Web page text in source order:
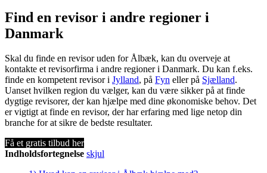
Find en revisor i andre regioner i
Danmark
Skal du finde en revisor uden for Ålbæk, kan du overveje at
kontakte et revisorfirma i andre regioner i Danmark. Du kan f.eks.
finde en kompetent revisor i Jylland, på Fyn eller på Sjælland.
Uanset hvilken region du vælger, kan du være sikker på at finde
dygtige revisorer, der kan hjælpe med dine økonomiske behov. Det
er vigtigt at finde en revisor, der har erfaring med lige netop din
branche for at sikre de bedste resultater.
Få et gratis tilbud her
Indholdsfortegnelse skjul